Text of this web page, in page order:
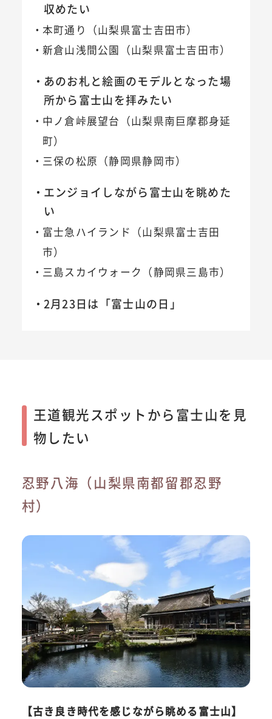
収めたい
本町通り（山梨県富士吉田市）
新倉山浅間公園（山梨県富士吉田市）
あのお札と絵画のモデルとなった場
所から富士山を拝みたい
中ノ倉峠展望台（山梨県南巨摩郡身延
町）
三保の松原（静岡県静岡市）
エンジョイしながら富士山を眺めた
い
富士急ハイランド（山梨県富士吉田
市）
三島スカイウォーク（静岡県三島市）
2月23日は「富士山の日」
王道観光スポットから富士山を見
物したい
忍野八海（山梨県南都留郡忍野
村）
【古き良き時代を感じながら眺める富士山】